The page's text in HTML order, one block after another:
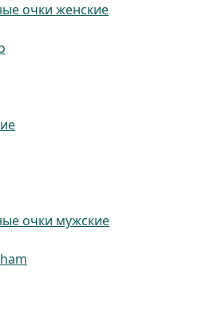
очки женские
очки мужские